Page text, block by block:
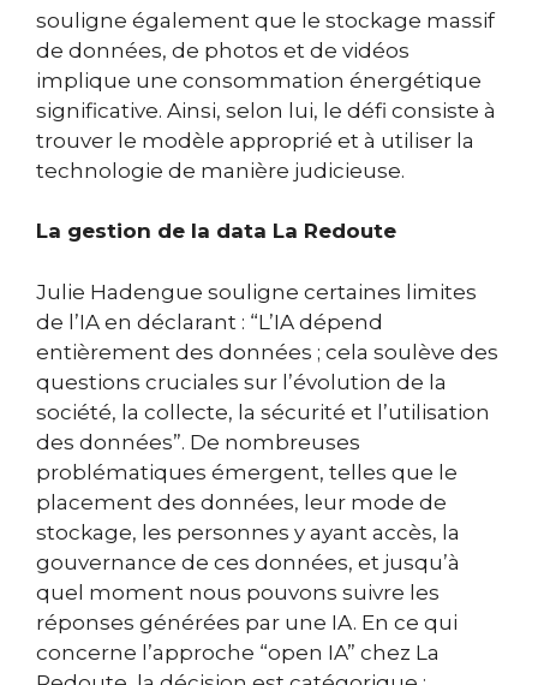
souligne également que le stockage massif
de données, de photos et de vidéos
implique une consommation énergétique
significative. Ainsi, selon lui, le défi consiste à
trouver le modèle approprié et à utiliser la
technologie de manière judicieuse.
La gestion de la data La Redoute
Julie Hadengue souligne certaines limites
de l’IA en déclarant : “L’IA dépend
entièrement des données ; cela soulève des
questions cruciales sur l’évolution de la
société, la collecte, la sécurité et l’utilisation
des données”. De nombreuses
problématiques émergent, telles que le
placement des données, leur mode de
stockage, les personnes y ayant accès, la
gouvernance de ces données, et jusqu’à
quel moment nous pouvons suivre les
réponses générées par une IA. En ce qui
concerne l’approche “open IA” chez La